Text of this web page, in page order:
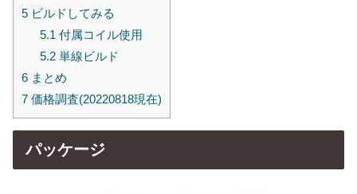
5 ビルドしてみる
5.1付属コイル使用
5.2単線ビルド
6 まとめ
7 価格調査(20220818現在)
パッケージ